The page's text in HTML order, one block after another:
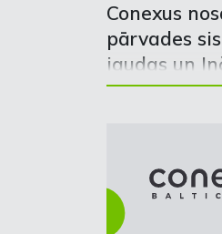
Conexus
pārvades
jaudas un
PGK